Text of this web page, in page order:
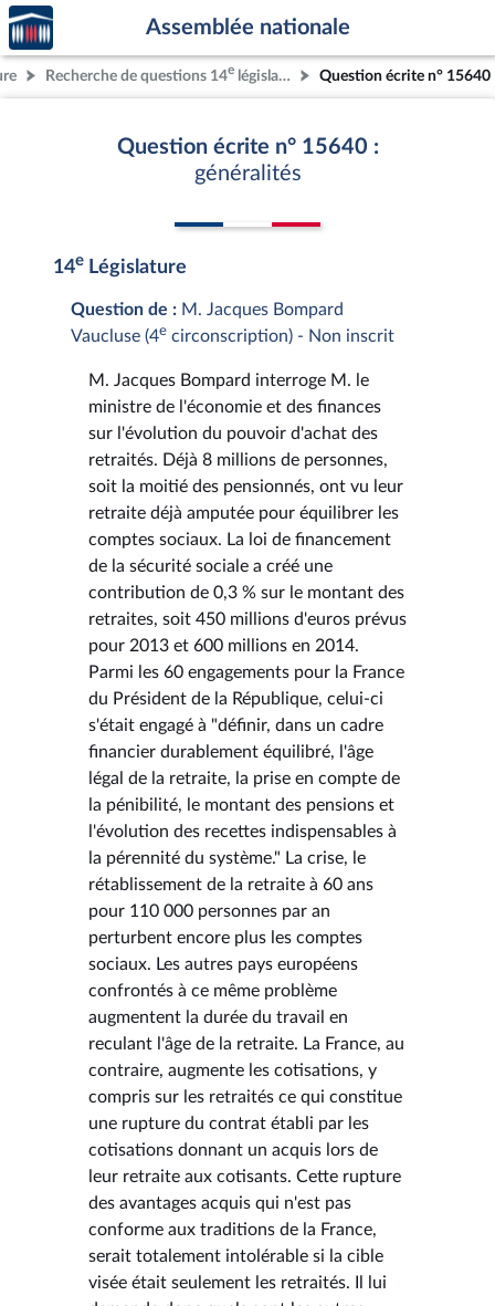
Aller au contenu
Aller en bas de la page
Accèder
à la
page
d'accueil
Assemblée nationale
Recherche de questions 14e législature Question écrite n° 15640
Question écrite n° 15640 :
généralités
14e Législature
Question de : M. Jacques Bompard
Vaucluse (4e circonscription) - Non inscrit
M. Jacques Bompard interroge M. le
ministre de l'économie et des finances
sur l'évolution du pouvoir d'achat des
retraités. Déjà 8 millions de personnes,
soit la moitié des pensionnés, ont vu leur
retraite déjà amputée pour équilibrer les
comptes sociaux. La loi de financement
de la sécurité sociale a créé une
contribution de 0,3 % sur le montant des
retraites, soit 450 millions d'euros prévus
pour 2013 et 600 millions en 2014.
Parmi les 60 engagements pour la France
du Président de la République, celui-ci
s'était engagé à "définir, dans un cadre
financier durablement équilibré, l'âge
légal de la retraite, la prise en compte de
la pénibilité, le montant des pensions et
l'évolution des recettes indispensables à
la pérennité du système." La crise, le
rétablissement de la retraite à 60 ans
pour 110 000 personnes par an
perturbent encore plus les comptes
sociaux. Les autres pays européens
confrontés à ce même problème
augmentent la durée du travail en
reculant l'âge de la retraite. La France, au
contraire, augmente les cotisations, y
compris sur les retraités ce qui constitue
une rupture du contrat établi par les
cotisations donnant un acquis lors de
leur retraite aux cotisants. Cette rupture
des avantages acquis qui n'est pas
conforme aux traditions de la France,
serait totalement intolérable si la cible
visée était seulement les retraités. Il lui